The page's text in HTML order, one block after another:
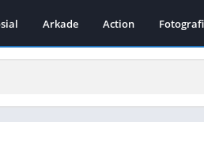
Arkade Action Fotografi